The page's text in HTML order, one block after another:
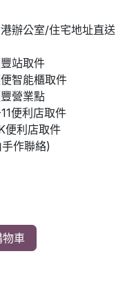
辦公室/住宅地址直送
站取件
智能櫃取件
營業點
便利店取件
便利店取件
作聯絡)
物車